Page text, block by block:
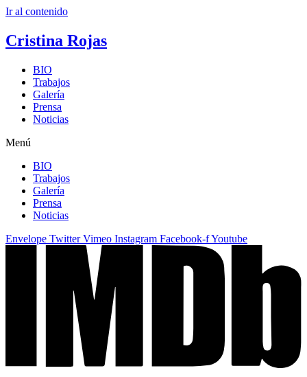
Ir al contenido
Cristina Rojas
BIO
Trabajos
Galería
Prensa
Noticias
Menú
BIO
Trabajos
Galería
Prensa
Noticias
Envelope Twitter Vimeo Instagram Facebook-fYoutube